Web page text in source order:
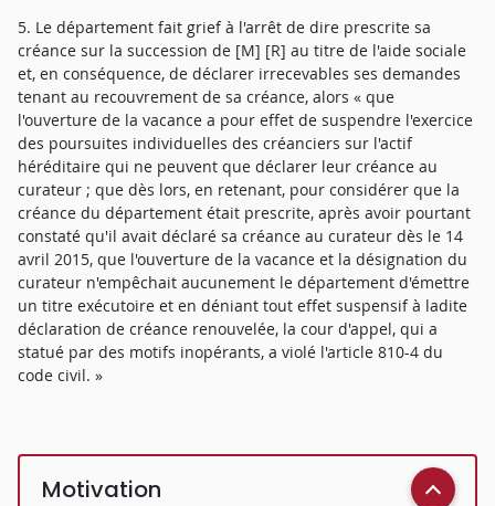
5. Le département fait grief à l'arrêt de dire prescrite sa
créance sur la succession de [M] [R] au titre de l'aide sociale
et, en conséquence, de déclarer irrecevables ses demandes
tenant au recouvrement de sa créance, alors « que
l'ouverture de la vacance a pour effet de suspendre l'exercice
des poursuites individuelles des créanciers sur l'actif
héréditaire qui ne peuvent que déclarer leur créance au
curateur ; que dès lors, en retenant, pour considérer que la
créance du département était prescrite, après avoir pourtant
constaté qu'il avait déclaré sa créance au curateur dès le 14
avril 2015, que l'ouverture de la vacance et la désignation du
curateur n'empêchait aucunement le département d'émettre
un titre exécutoire et en déniant tout effet suspensif à ladite
déclaration de créance renouvelée, la cour d'appel, qui a
statué par des motifs inopérants, a violé l'article 810-4 du
code civil. »
Motivation